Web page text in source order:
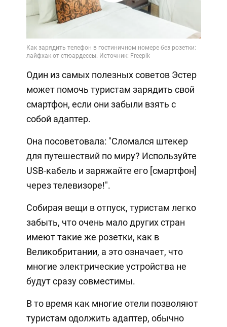
Video
Один из самых полезных советов Эстер
может помочь туристам зарядить свой
смартфон, если они забыли взять с
собой адаптер.
Она посоветовала: "Сломался штекер
для путешествий по миру? Используйте
USB-кабель и заряжайте его [смартфон]
через телевизоре!".
Собирая вещи в отпуск, туристам легко
забыть, что очень мало других стран
имеют такие же розетки, как в
Великобритании, а это означает, что
многие электрические устройства не
будут сразу совместимы.
В то время как многие отели позволяют
туристам одолжить адаптер, обычно